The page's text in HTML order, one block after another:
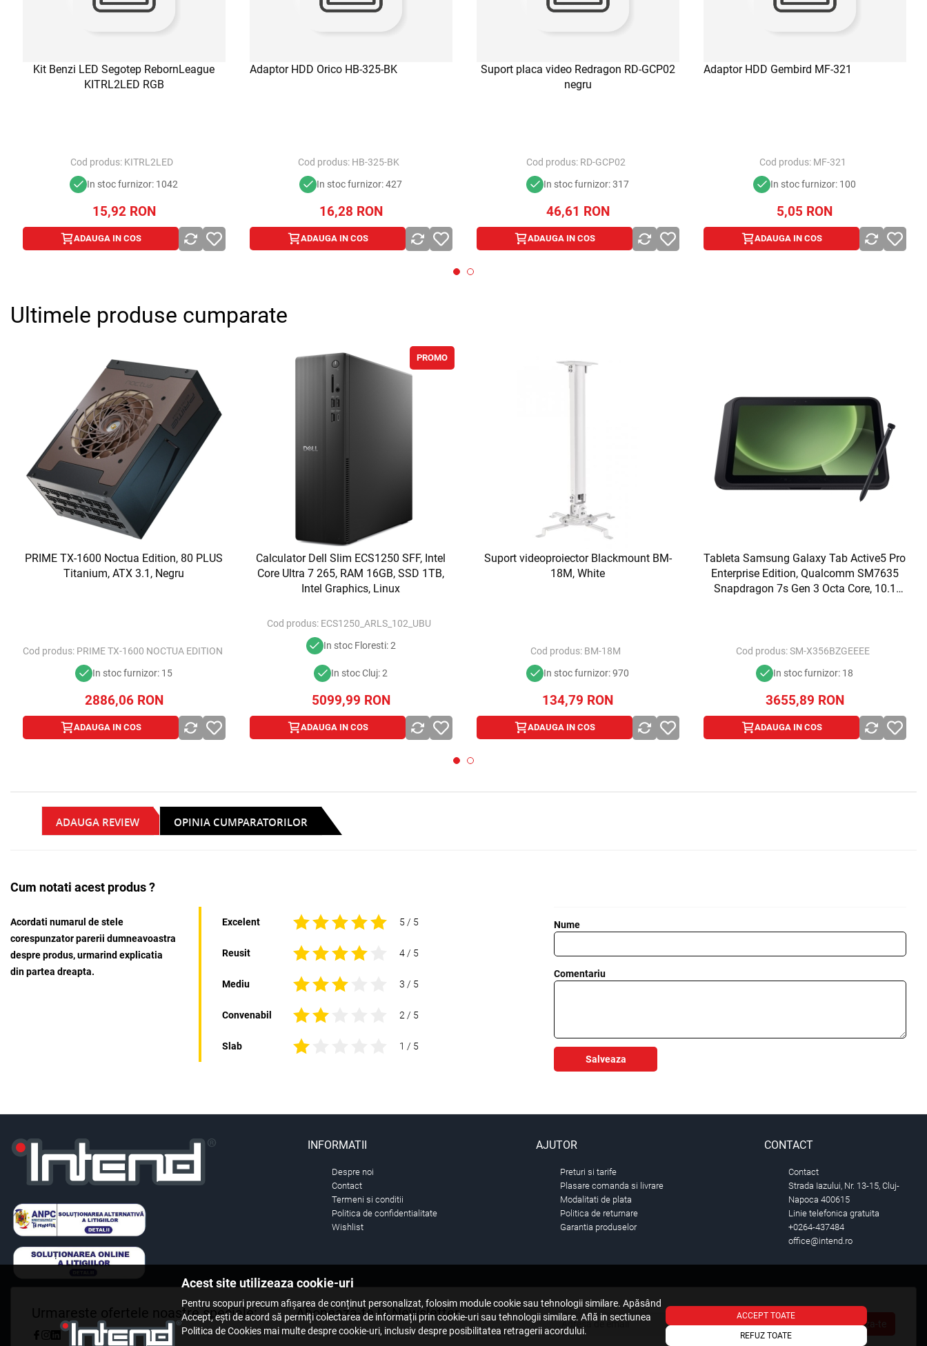
Kit Benzi LED Segotep RebornLeague
KITRL2LED RGB
Cod produs: KITRL2LED
In stoc furnizor: 1042
15,92 RON
ADAUGA IN COS
Adaptor HDD Orico HB-325-BK
Cod produs: HB-325-BK
In stoc furnizor: 427
16,28 RON
ADAUGA IN COS
Suport placa video Redragon RD-GCP02
negru
Cod produs: RD-GCP02
In stoc furnizor: 317
46,61 RON
ADAUGA IN COS
Adaptor HDD Gembird MF-321
Cod produs: MF-321
In stoc furnizor: 100
5,05 RON
ADAUGA IN COS
Ultimele produse cumparate
PRIME TX-1600 Noctua Edition, 80 PLUS
Titanium, ATX 3.1, Negru
Cod produs: PRIME TX-1600 NOCTUA EDITION
In stoc furnizor: 15
2886,06 RON
ADAUGA IN COS
PROMO
Calculator Dell Slim ECS1250 SFF, Intel
Core Ultra 7 265, RAM 16GB, SSD 1TB,
Intel Graphics, Linux
Cod produs: ECS1250_ARLS_102_UBU
In stoc Floresti: 2
In stoc Cluj: 2
5099,99 RON
ADAUGA IN COS
Suport videoproiector Blackmount BM-
18M, White
Cod produs: BM-18M
In stoc furnizor: 970
134,79 RON
ADAUGA IN COS
Tableta Samsung Galaxy Tab Active5 Pro
Enterprise Edition, Qualcomm SM7635
Snapdragon 7s Gen 3 Octa Core, 10.1
Cod produs: SM-X356BZGEEEE
In stoc furnizor: 18
3655,89 RON
ADAUGA IN COS
ADAUGA REVIEW OPINIA CUMPARATORILOR
Cum notati acest produs ?
Acordati numarul de stele
corespunzator parerii dumneavoastra
despre produs, urmarind explicatia
din partea dreapta.
Excelent 5 / 5
Reusit 4 / 5
Mediu 3 / 5
Convenabil 2 / 5
Slab 1 / 5
Nume
Comentariu
Salveaza
ADAUGA IN COS
INFORMATII
Despre noi
Contact
Termeni si conditii
Politica de confidentialitate
Wishlist
AJUTOR
Preturi si tarife
Plasare comanda si livrare
Modalitati de plata
Politica de returnare
Garantia produselor
CONTACT
Contact
Strada Iazului, Nr. 13-15, Cluj-
Napoca 400615
Linie telefonica gratuita
+0264-437484
office@intend.ro
Urmareste ofertele noastre speciale: Aboneaza-te la Newsletter
Fii primul care stie. Inscrieti-vă la newsletter astazi.
Aboneaza-te
Acest site utilizeaza cookie-uri
Pentru scopuri precum afișarea de conținut personalizat, folosim module cookie sau tehnologii similare. Apăsând
Accept, ești de acord să permiți colectarea de informații prin cookie-uri sau tehnologii similare. Află in sectiunea
Politica de Cookies mai multe despre cookie-uri, inclusiv despre posibilitatea retragerii acordului.
ACCEPT TOATE
REFUZ TOATE